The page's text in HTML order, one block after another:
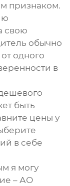
признаком.
свою
обычно
одного
в
быть
цены у
в себе
я могу
– АО